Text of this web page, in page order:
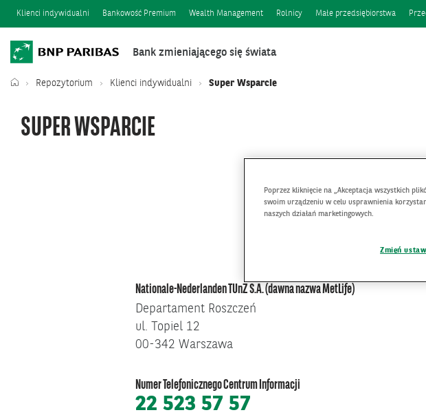
Klienci indywidualni Bankowość Premium Wealth Management Rolnicy Małe przedsiębiorstwa
Bank zmieniającego się świata
Repozytorium Klienci indywidualni Super Wsparcie
SUPER WSPARCIE
Nationale-Nederlanden TUnŻ S.A. (dawna nazwa MetLife)
Departament Roszczeń
ul. Topiel 12
00-342 Warszawa
Numer Telefonicznego Centrum Informacji
22 523 57 57
Poprzez kliknięcie na „Akceptacja wszystkich
swoim urządzeniu w celu usprawnienia
naszych działań marketingowych.
Zmień